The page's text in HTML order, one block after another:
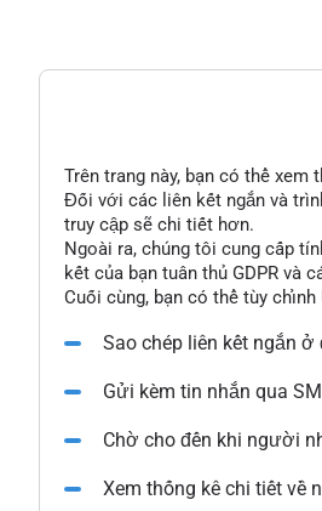
Trên trang này, bạn có thể
Đối với các liên kết ngắn và
truy cập sẽ chi tiết hơn.
Ngoài ra, chúng tôi cung cấp
kết của bạn tuân thủ GDPR và
Cuối cùng, bạn có thể tùy
Sao chép liên kết ngắn ở
Gửi kèm tin nhắn qua
Chờ cho đến khi người
Xem thống kê chi tiết về